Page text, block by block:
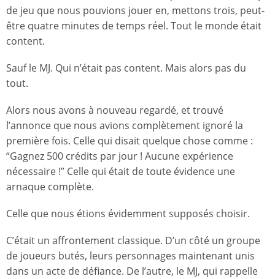
de jeu que nous pouvions jouer en, mettons trois, peut-
être quatre minutes de temps réel. Tout le monde était
content.
Sauf le MJ. Qui n’était pas content. Mais alors pas du
tout.
Alors nous avons à nouveau regardé, et trouvé
l’annonce que nous avions complètement ignoré la
première fois. Celle qui disait quelque chose comme :
“Gagnez 500 crédits par jour ! Aucune expérience
nécessaire !” Celle qui était de toute évidence une
arnaque complète.
Celle que nous étions évidemment supposés choisir.
C’était un affrontement classique. D’un côté un groupe
de joueurs butés, leurs personnages maintenant unis
dans un acte de défiance. De l’autre, le MJ, qui rappelle